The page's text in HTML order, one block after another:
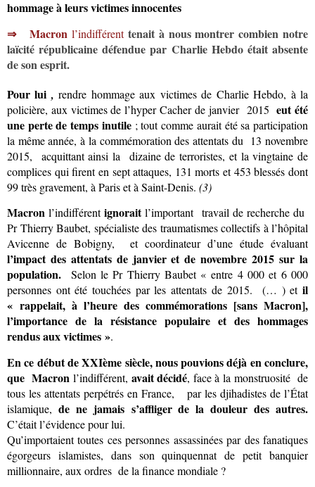
hommage à leurs victimes innocentes
⇒
Macron l’indifférenttenait à nous montrer combien notre
laïcité républicaine défendue par Charlie Hebdo était absente
de son esprit.
Pour lui,rendre hommage aux victimes de Charlie Hebdo, à la
policière, aux victimes de l’hyper Cacher de janvier 2015eut été
une perte de temps inutile; tout comme aurait été sa participation
la même année, à la commémoration des attentats du 13 novembre
2015, acquittant ainsi la dizaine de terroristes, et la vingtaine de
complices qui firent en sept attaques, 131 morts et 453 blessés dont
99 très gravement, à Paris et à Saint-Denis. (3)
Macronl’indifférentignoraitl’important travail de recherche du
Pr Thierry Baubet, spécialiste des traumatismes collectifs à l’hôpital
Avicenne de Bobigny, et coordinateur d’une étude évaluant
l’impact des attentats de janvier et de novembre 2015 sur la
population. Selon le Pr Thierry Baubet « entre 4 000 et 6 000
personnes ont été touchées par les attentats de 2015. (… ) et il
« rappelait, à l’heure des commémorations [sans Macron],
l’importance de la résistance populaire et des hommages
rendus aux victimes ».
En ce début de XXIème siècle, nous pouvions déjà en conclure,
que Macron l’indifférent, avait décidé, face à la monstruosité de
tous les attentats perpétrés en France, par les djihadistes de l’État
islamique, de ne jamais s’affliger de la douleur des autres.
C’était l’évidence pour lui.
Qu’importaient toutes ces personnes assassinées par des fanatiques
égorgeurs islamistes, dans son quinquennat de petit banquier
millionnaire, aux ordres de la finance mondiale ?